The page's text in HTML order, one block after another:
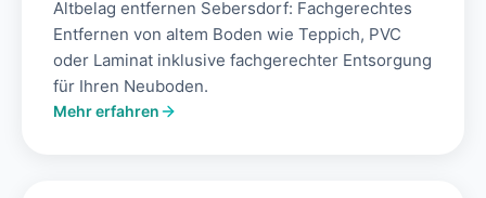
Altbelag entfernen Sebersdorf: Fachgerechtes
Entfernen von altem Boden wie Teppich, PVC
oder Laminat inklusive fachgerechter Entsorgung
für Ihren Neuboden.
Mehr erfahren